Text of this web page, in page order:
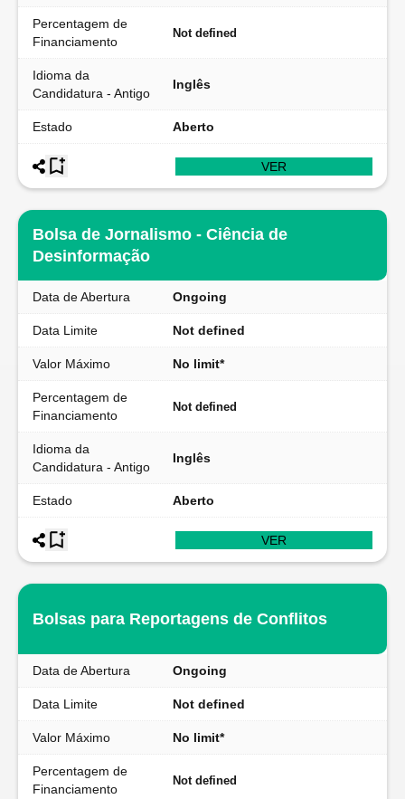
Percentagem de
Financiamento
Not defined
Idioma da
Candidatura - Antigo
Inglês
Estado Aberto
VER
Bolsa de Jornalismo - Ciência de
Desinformação
Data de Abertura Ongoing
Data Limite Not defined
Valor Máximo No limit*
Percentagem de
Financiamento
Not defined
Idioma da
Candidatura - Antigo
Inglês
Estado Aberto
VER
Bolsas para Reportagens de Conflitos
Data de Abertura Ongoing
Data Limite Not defined
Valor Máximo No limit*
Percentagem de
Financiamento
Not defined